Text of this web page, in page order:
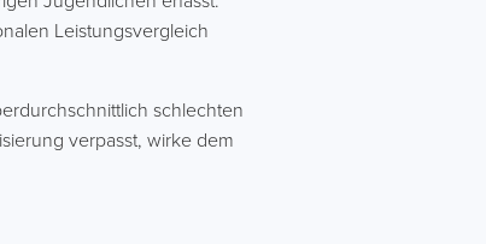
Leistungsvergleich
schlechten
verpasst, wirke dem